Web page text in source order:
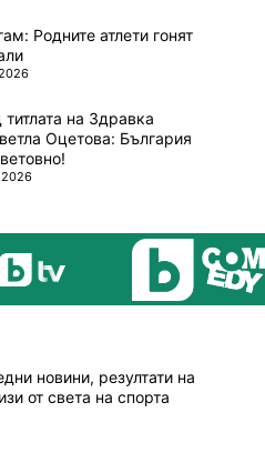
Родните атлети гонят
на Здравка
Оцетова: България
новини, резултати на
от света на спорта